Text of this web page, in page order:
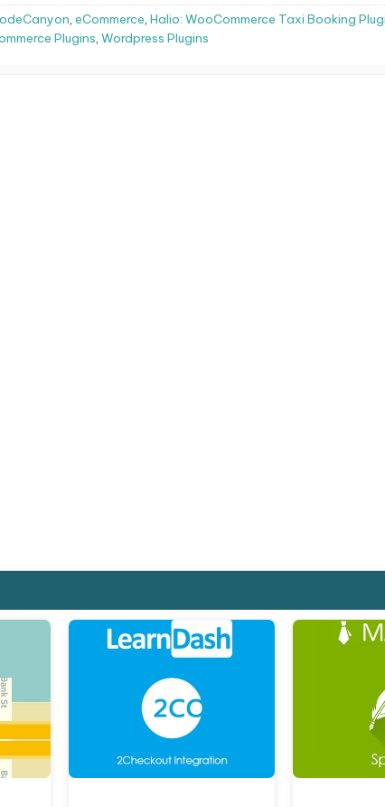
, eCommerce, Halio: WooCommerce Taxi Booking
Plugins, Wordpress Plugins
Giảm giá! Giảm giá!